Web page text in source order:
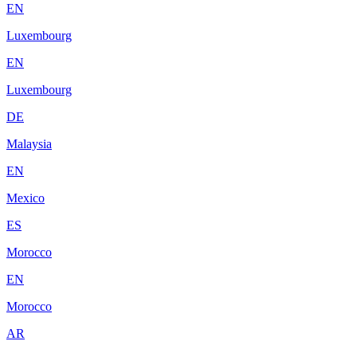
EN
Luxembourg
EN
Luxembourg
DE
Malaysia
EN
Mexico
ES
Morocco
EN
Morocco
AR